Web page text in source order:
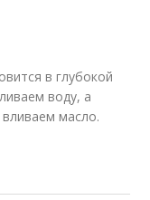
в глубокой
воду, а
масло.